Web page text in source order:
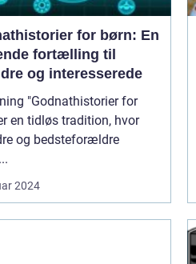
for børn: En
fortælling til
og interesserede
for
en tidløs tradition, hvor
og bedsteforældre
2024